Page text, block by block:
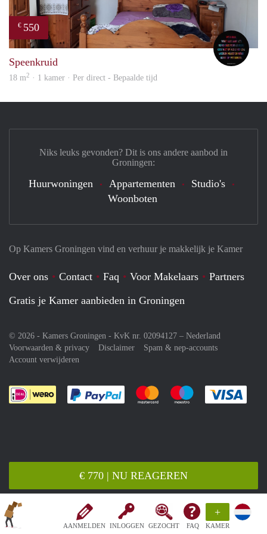
AANMELDEN INLOGGEN GEZOCHT FAQ
+
KAMER
€ 770 | NU REAGEREN
€ 550
Speenkruid
18 m2 · 1 kamer · Per direct - Bepaalde tijd
Op Kamers Groningen vind en verhuur je makkelijk je Kamer
Over ons Contact Faq Voor Makelaars
Partners
Gratis je Kamer aanbieden in Groningen
© 2026 - Kamers Groningen - KvK nr. 02094127 – Nederland
Voorwaarden & privacy
Disclaimer
Spam & nep-accounts
Account verwijderen
Je rekent gemakkelijk af met Paypal
Je rekent gemakkelijk af met
Je rekent
Niks leuks gevonden? Dit is ons andere aanbod in
Groningen:
Huurwoningen Appartementen
Studio's
Woonboten